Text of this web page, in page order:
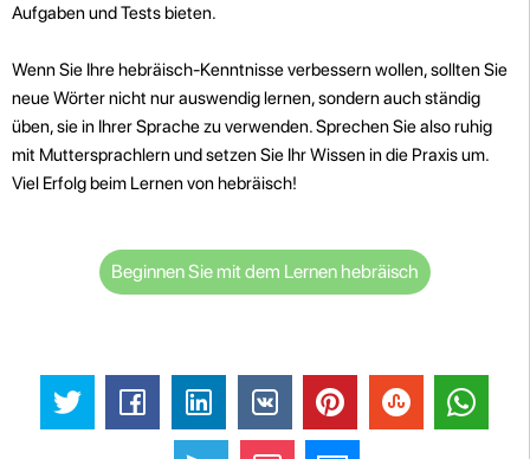
Aufgaben und Tests bieten.
Wenn Sie Ihre hebräisch-Kenntnisse verbessern wollen, sollten Sie
neue Wörter nicht nur auswendig lernen, sondern auch ständig
üben, sie in Ihrer Sprache zu verwenden. Sprechen Sie also ruhig
mit Muttersprachlern und setzen Sie Ihr Wissen in die Praxis um.
Viel Erfolg beim Lernen von hebräisch!
Beginnen Sie mit dem Lernen hebräisch